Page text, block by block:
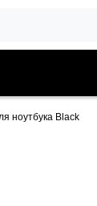
ноутбука Black